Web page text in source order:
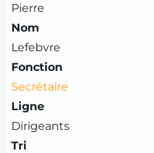
Pierre
Nom
Lefebvre
Fonction
Secrétaire
Ligne
Dirigeants
Tri